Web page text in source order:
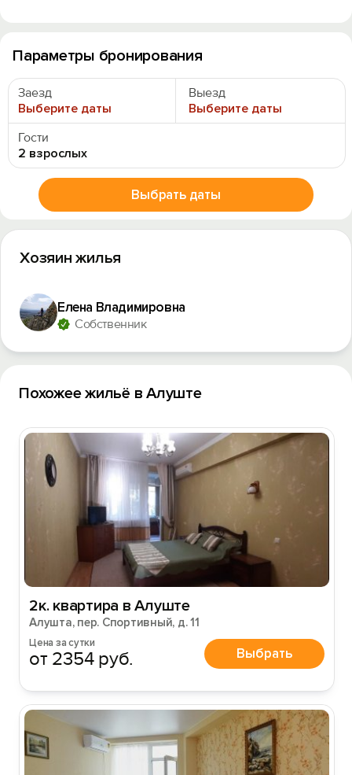
Параметры бронирования
Заезд
Выберите даты
Выезд
Выберите даты
Гости
2 взрослых
Выбрать даты
Хозяин жилья
Елена Владимировна
Собственник
Похожее жильё в Алуште
2к. квартира в Алуште
Алушта, пер. Спортивный, д. 11
Цена за сутки
от 2354 руб. Выбрать